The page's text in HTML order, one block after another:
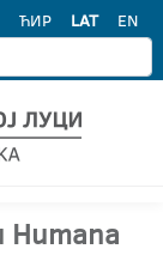
ЋИР LAT EN